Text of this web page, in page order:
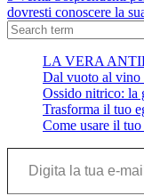
dovresti conoscere la
LA VERA
Dal vuoto al vino
Ossido nitrico: la
Trasforma il tuo
Come usare il
Digita la tua e-mail...